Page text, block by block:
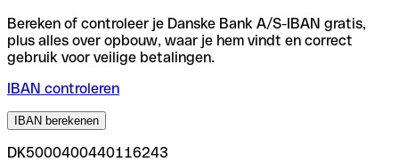
Bereken of controleer je Danske Bank A/S-IBAN gratis,
plus alles over opbouw, waar je hem vindt en correct
gebruik voor veilige betalingen.
IBAN controleren
IBAN berekenen
DK5000400440116243